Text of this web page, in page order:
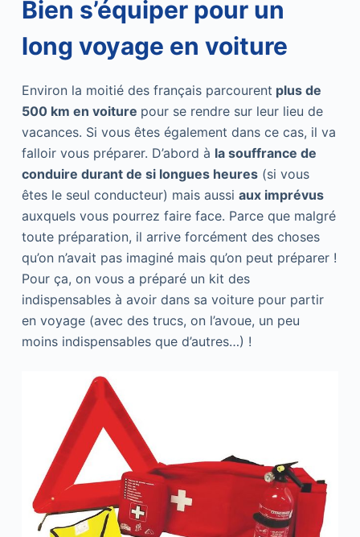
Bien s’équiper pour un
long voyage en voiture
Environ la moitié des français parcourent plus de
500 km en voiture pour se rendre sur leur lieu de
vacances. Si vous êtes également dans ce cas, il va
falloir vous préparer. D’abord à la souffrance de
conduire durant de si longues heures(si vous
êtes le seul conducteur) mais aussi aux imprévus
auxquels vous pourrez faire face. Parce que malgré
toute préparation, il arrive forcément des choses
qu’on n’avait pas imaginé mais qu’on peut préparer !
Pour ça, on vous a préparé un kit des
indispensables à avoir dans sa voiture pour partir
en voyage (avec des trucs, on l’avoue, un peu
moins indispensables que d’autres…) !